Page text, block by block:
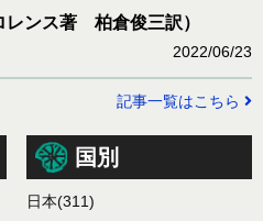
レンス著 柏倉俊三訳）
2022/06/23
記事一覧はこちら
国別
日本(311)